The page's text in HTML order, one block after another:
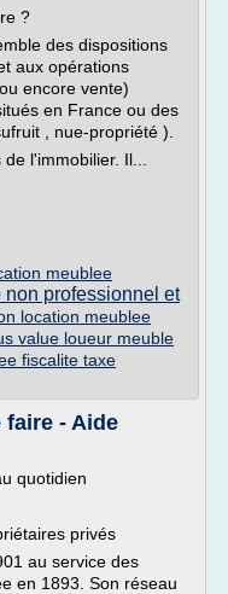
?
des dispositions
aux opérations
encore vente)
en France ou des
, nue-propriété ).
l'immobilier. Il...
meublee
non professionnel et
location meublee
value loueur meuble
fiscalite taxe
faire - Aide
quotidien
privés
au service des
en 1893. Son réseau